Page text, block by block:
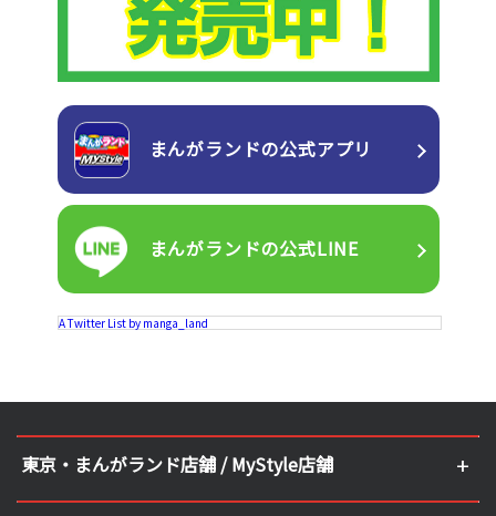
まんがランドの公式アプリ
まんがランドの公式LINE
A Twitter List by manga_land
東京・まんがランド店舗 / MyStyle店舗